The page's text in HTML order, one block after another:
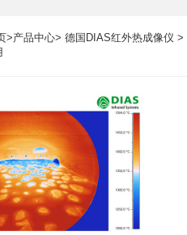
>产品中心> 德国DIAS红外热成像仪 >